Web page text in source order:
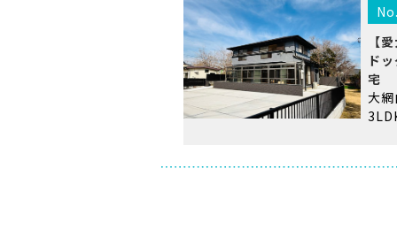
【
ド
宅
大